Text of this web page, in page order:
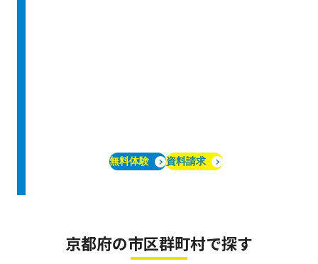
無料体験 資料請求
京都府の市区群町村で探す